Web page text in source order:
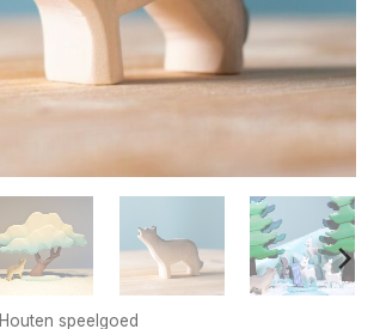
Houten speelgoed